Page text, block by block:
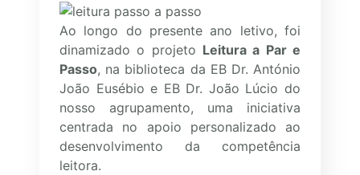
Ao longo do presente ano letivo, foi
dinamizado o projeto Leitura a Par e
Passo, na biblioteca da EB Dr. António
João Eusébio e EB Dr. João Lúcio do
nosso agrupamento, uma iniciativa
centrada no apoio personalizado ao
desenvolvimento da competência
leitora.